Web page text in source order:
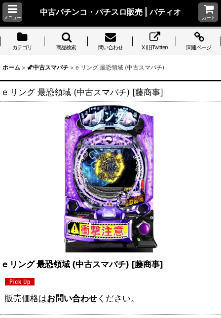
メニュー
中古パチンコ・パチスロ販売 | パティオ
カート
カテゴリ 商品検索 問い合わせ X (旧Twitter) 関連ページ
ホーム > 🌠中古スマパチ > e リング 最恐領域 (中古スマパチ)
e リング 最恐領域 (中古スマパチ) [藤商事]
e リング 最恐領域 (中古スマパチ) [藤商事]
販売価格はお問い合わせください。